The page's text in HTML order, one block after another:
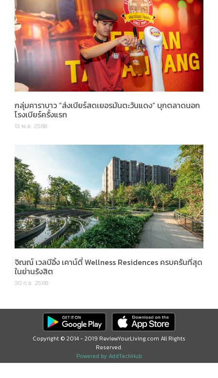
กลุ่มคาราบาว “ส่งเบียร์สดเยอรมันตะวันแดง” บุกตลาดนอก
โรงเบียร์ครั้งแรก
13 พ.ย. 2568
จิณณ์ เวลบีอิ้ง เคาน์ตี้ Wellness Residences ครบครันที่สุด
ในย่านรังสิต
30 ก.ย. 2568
Copyright © 2014 - 2019 ReviewYourLiving.com All Rights
Reserved.
Powered by AddTechHub